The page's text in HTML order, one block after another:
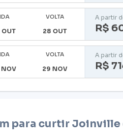
IDA
OUT
VOLTA
28 OUT
A partir
R$
IDA
NOV
VOLTA
29 NOV
A partir
R$
para curtir Joinville